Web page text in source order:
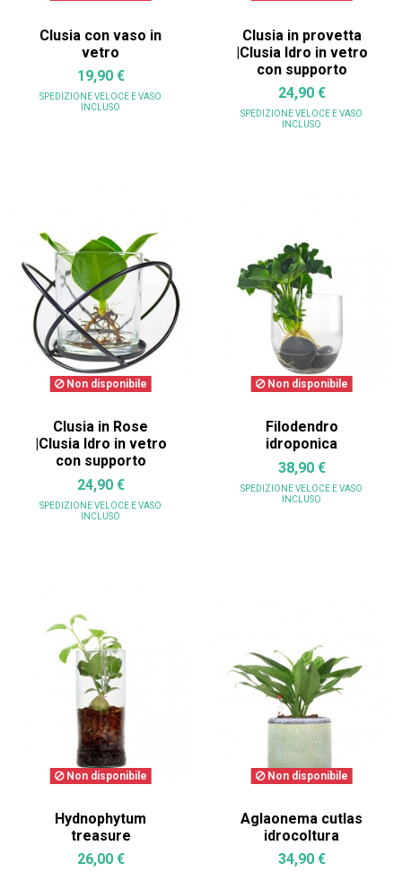
Clusia con vaso in
vetro
19,90 €
SPEDIZIONE VELOCE E VASO
INCLUSO
Clusia in provetta
|Clusia Idro in vetro
con supporto
24,90 €
SPEDIZIONE VELOCE E VASO
INCLUSO
Non disponibile
Clusia in Rose
|Clusia Idro in vetro
con supporto
24,90 €
SPEDIZIONE VELOCE E VASO
INCLUSO
Non disponibile
Filodendro
idroponica
38,90 €
SPEDIZIONE VELOCE E VASO
INCLUSO
Non disponibile
Hydnophytum
treasure
26,00 €
Non disponibile
Aglaonema cutlas
idrocoltura
34,90 €